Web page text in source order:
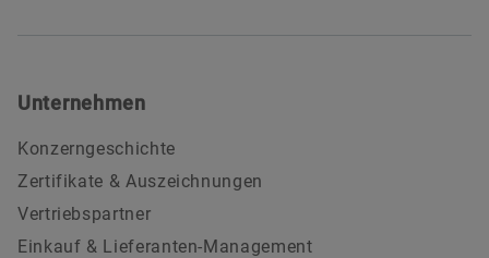
Unternehmen
Konzerngeschichte
Zertifikate & Auszeichnungen
Vertriebspartner
Einkauf & Lieferanten-Management